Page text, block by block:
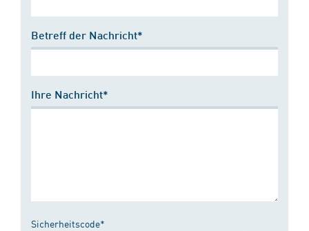
Betreff der Nachricht*
Ihre Nachricht*
Sicherheitscode*